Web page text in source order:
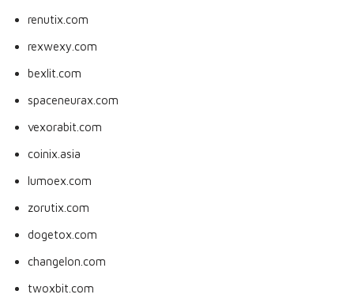
renutix.com
rexwexy.com
bexlit.com
spaceneurax.com
vexorabit.com
coinix.asia
lumoex.com
zorutix.com
dogetox.com
changelon.com
twoxbit.com